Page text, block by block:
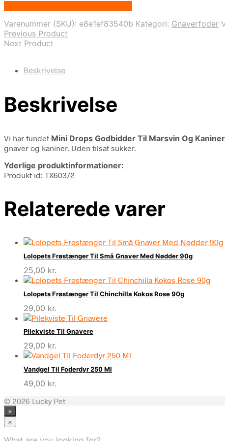
Varenummer (SKU): e8e1ef83540b Kategori: Gnaverfoder
Previous Product
Next Product
Beskrivelse
Beskrivelse
Vi har fundet Mini Drops Godbidder Til Marsvin Og
gnaver og kaniner. Uden tilsat sukker.
Yderlige produktinformationer:
Produkt id: TX603/2
Relaterede varer
Lolopets Frøstænger Til Små Gnaver Med Nødder 90g
25,00 kr.
Lolopets Frøstænger Til Chinchilla Kokos Rose 90g
29,00 kr.
Pilekviste Til Gnavere
29,00 kr.
Vandgel Til Foderdyr 250 Ml
49,00 kr.
© 2026 Lucky Pet
×
×